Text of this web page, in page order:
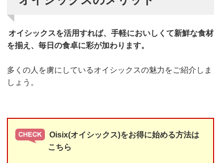
オイシックスを活用すれば、手軽においしくて新鮮な食材
を揃え、毎日の食卓に彩が加わります。
多くの人を虜にしているオイシックスの魅力をご紹介しま
しょう。
Oisix(オイシックス)をお得に始める方法は
こちら